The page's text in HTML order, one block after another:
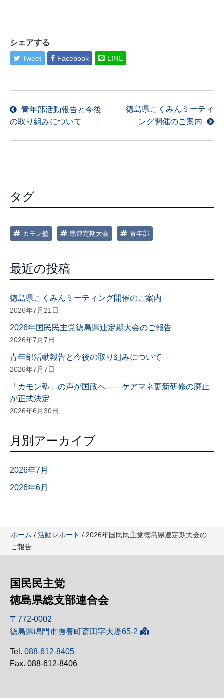
シェアする
Tweet Facebook LINE
投
稿
ナ
シ
ョ
青年部活動報告と今後
の取り組みについて
徳島県こくみんミーティ
ング開催のご案内
タグ
カモン塾 県連定期大会 青年部
最近の投稿
徳島県こくみんミーティング開催のご案内
2026年7月21日
2026年国民民主党徳島県連定期大会のご報告
2026年7月7日
青年部活動報告と今後の取り組みについて
2026年7月7日
「カモン塾」の声が国政へ——ケアマネ更新研修の廃止
が正式決定
2026年6月30日
月別アーカイブ
2026年7月
2026年6月
ホーム /活動レポート / 2026年国民民主党徳島県連定期大会の
ご報告
国民民主党
徳島県総支部連合会
〒772-0002
徳島県鳴門市撫養町斎田字大堤65-2
Tel. 088-612-8405
Fax. 088-612-8406